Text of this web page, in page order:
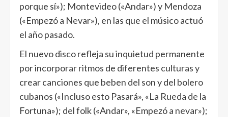
porque sí»); Montevideo («Andar») y Mendoza
(«Empezó a Nevar»), en las que el músico actuó
el año pasado.
El nuevo disco refleja su inquietud permanente
por incorporar ritmos de diferentes culturas y
crear canciones que beben del son y del bolero
cubanos («Incluso esto Pasará», «La Rueda de la
Fortuna»); del folk («Andar», «Empezó a nevar»);